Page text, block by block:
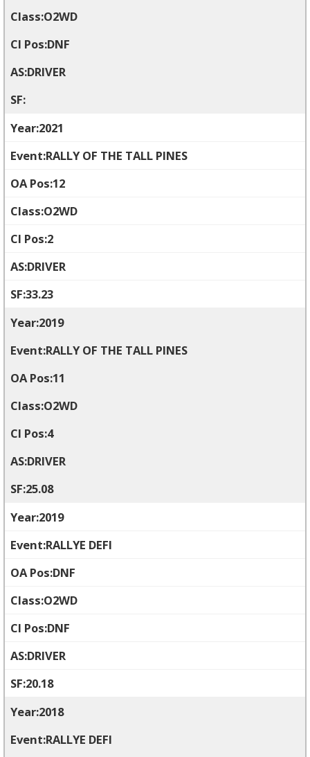
O2WD
DNF
DRIVER
2021
RALLY OF THE TALL PINES
12
O2WD
2
DRIVER
33.23
2019
RALLY OF THE TALL PINES
11
O2WD
4
DRIVER
25.08
2019
RALLYE DEFI
DNF
O2WD
DNF
DRIVER
20.18
2018
RALLYE DEFI